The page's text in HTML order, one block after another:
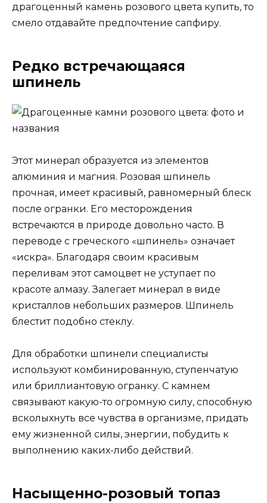
драгоценный камень розового цвета купить, то
смело отдавайте предпочтение сапфиру.
Редко встречающаяся
шпинель
Этот минерал образуется из элементов
алюминия и магния. Розовая шпинель
прочная, имеет красивый, равномерный блеск
после огранки. Его месторождения
встречаются в природе довольно часто. В
переводе с греческого «шпинель» означает
«искра». Благодаря своим красивым
переливам этот самоцвет не уступает по
красоте алмазу. Залегает минерал в виде
кристаллов небольших размеров. Шпинель
блестит подобно стеклу.
Для обработки шпинели специалисты
используют комбинированную, ступенчатую
или бриллиантовую огранку. С камнем
связывают какую-то огромную силу, способную
всколыхнуть все чувства в организме, придать
ему жизненной силы, энергии, побудить к
выполнению каких-либо действий.
Насыщенно-розовый топаз